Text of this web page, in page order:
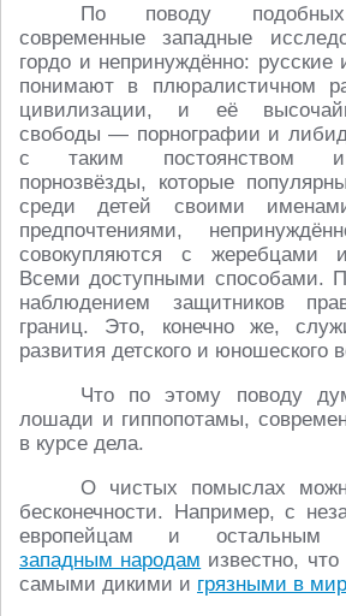
По поводу
современные западные
гордо и непринуждённо: русские
понимают в плюралистичном
цивилизации, и её
свободы — порнографии и
с таким постоянством и
порнозвёзды, которые
среди детей своими
предпочтениями,
совокупляются с жеребцами
Всеми доступными способами.
наблюдением защитников
границ. Это, конечно же,
развития детского и юношеского
Что по этому поводу
лошади и гиппопотамы,
в курсе дела.
О чистых помыслах
бесконечности. Например, с
европейцам и остальным
западным народам известно,
самыми дикими и грязными в